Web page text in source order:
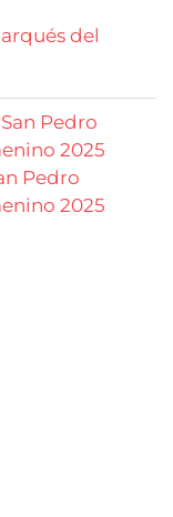
del
Pedro
2025